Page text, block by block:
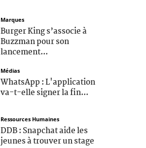
Marques
Burger King s’associe à
Buzzman pour son
lancement...
Médias
WhatsApp : L'application
va-t-elle signer la fin...
Ressources Humaines
DDB : Snapchat aide les
jeunes à trouver un stage